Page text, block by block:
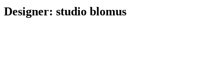
Designer: studio blomus